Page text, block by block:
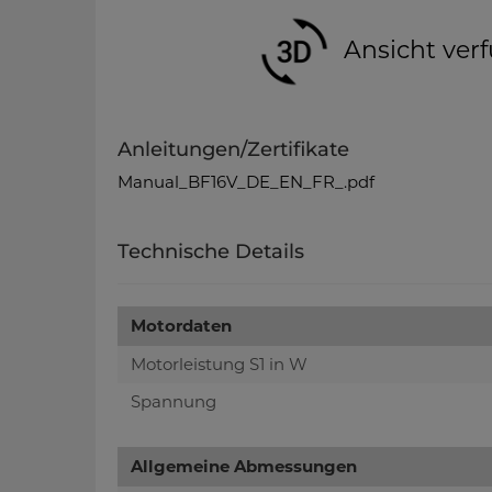
Ansicht
Anleitungen/Zertifikate
Manual_BF16V_DE_EN_FR_.pdf
Technische Details
Motordaten
Motorleistung S1 in W
Spannung
Allgemeine Abmessungen